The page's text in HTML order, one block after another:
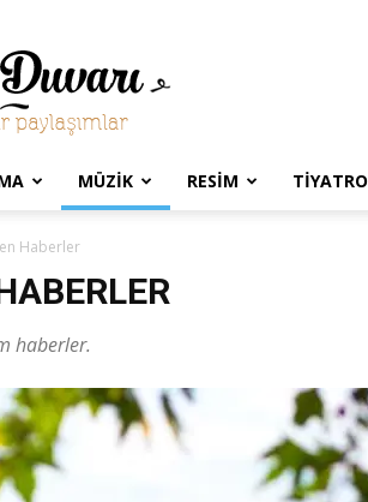
MÜZIK RESIM TIYATRO
Haberler
haberler.